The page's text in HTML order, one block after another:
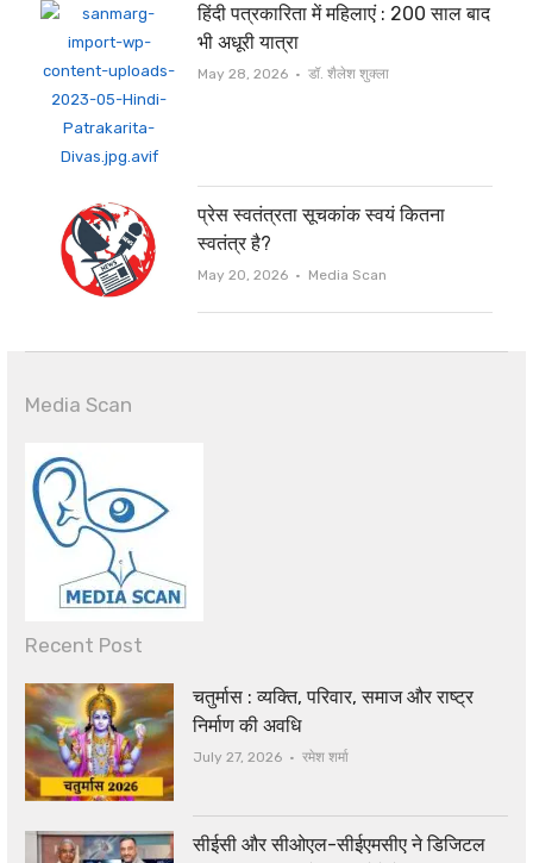
हिंदी पत्रकारिता में महिलाएं : 200 साल बाद
भी अधूरी यात्रा
May 28, 2026 Author
डॉ. शैलेश शुक्ला
प्रेस स्वतंत्रता सूचकांक स्वयं कितना
स्वतंत्र है?
May 20, 2026 Author
Media Scan
Media Scan
Recent Post
चतुर्मास : व्यक्ति, परिवार, समाज और राष्ट्र
निर्माण की अवधि
July 27, 2026 Author
रमेश शर्मा
सीईसी और सीओएल-सीईएमसीए ने डिजिटल